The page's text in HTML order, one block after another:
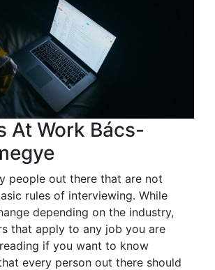
At Work Bács-
people out there that are not
rules of interviewing. While
depending on the industry,
that apply to any job you are
if you want to know
every person out there should